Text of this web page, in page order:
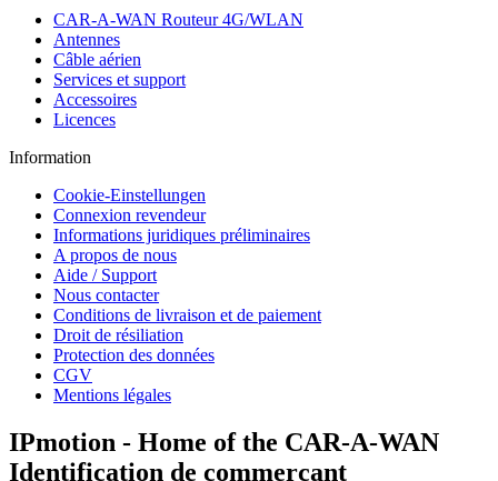
CAR-A-WAN Routeur 4G/WLAN
Antennes
Câble aérien
Services et support
Accessoires
Licences
Information
Cookie-Einstellungen
Connexion revendeur
Informations juridiques préliminaires
A propos de nous
Aide / Support
Nous contacter
Conditions de livraison et de paiement
Droit de résiliation
Protection des données
CGV
Mentions légales
IPmotion - Home of the CAR-A-WAN
Identification de commerçant